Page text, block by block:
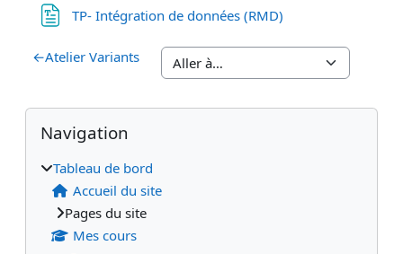
TP- Intégration de données (RMD)
←Atelier Variants
Blocs
Blocs supplémentaires
Passer Navigation
Navigation
Tableau de bord
Accueil du site
Pages du site
Mes cours